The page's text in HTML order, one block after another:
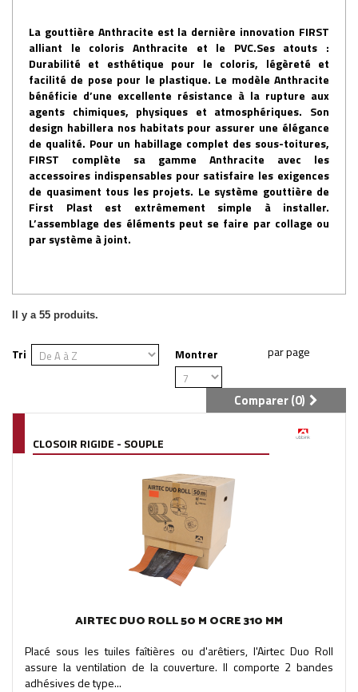
La gouttière Anthracite est la dernière innovation FIRST
alliant le coloris Anthracite et le PVC.Ses atouts :
Durabilité et esthétique pour le coloris, légèreté et
facilité de pose pour le plastique. Le modèle Anthracite
bénéficie d’une excellente résistance à la rupture aux
agents chimiques, physiques et atmosphériques. Son
design habillera nos habitats pour assurer une élégance
de qualité. Pour un habillage complet des sous-toitures,
FIRST complète sa gamme Anthracite avec les
accessoires indispensables pour satisfaire les exigences
de quasiment tous les projets. Le système gouttière de
First Plast est extrêmement simple à installer.
L’assemblage des éléments peut se faire par collage ou
par système à joint.
Il y a 55 produits.
Tri Montrer
Comparer (0)
CLOSOIR RIGIDE - SOUPLE
AIRTEC DUO ROLL 50 M OCRE 310 MM
Placé sous les tuiles faîtières ou d'arêtiers, l'Airtec Duo Roll
assure la ventilation de la couverture. Il comporte 2 bandes
adhésives de type...